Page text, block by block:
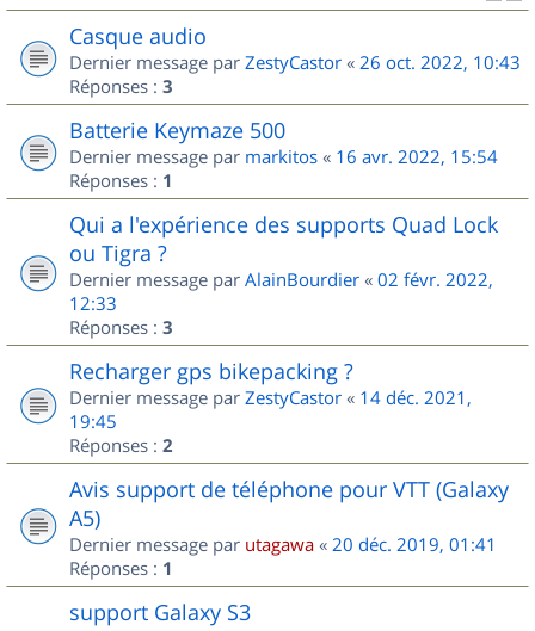
Casque audio
Dernier message par ZestyCastor « 26 oct. 2022, 10:43
Réponses : 3
Batterie Keymaze 500
Dernier message par markitos « 16 avr. 2022, 15:54
Réponses : 1
Qui a l'expérience des supports Quad Lock
ou Tigra ?
Dernier message par AlainBourdier « 02 févr. 2022,
12:33
Réponses : 3
Recharger gps bikepacking ?
Dernier message par ZestyCastor « 14 déc. 2021,
19:45
Réponses : 2
Avis support de téléphone pour VTT (Galaxy
A5)
Dernier message par utagawa « 20 déc. 2019, 01:41
Réponses : 1
support Galaxy S3